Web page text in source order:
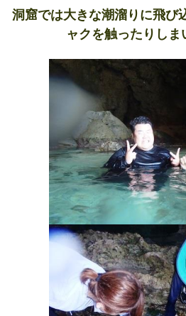
洞窟では大きな潮溜りに飛び
ャクを触ったりしま